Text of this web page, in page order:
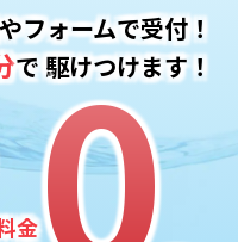
金0
0
フォームで受付！
で駆けつけます！